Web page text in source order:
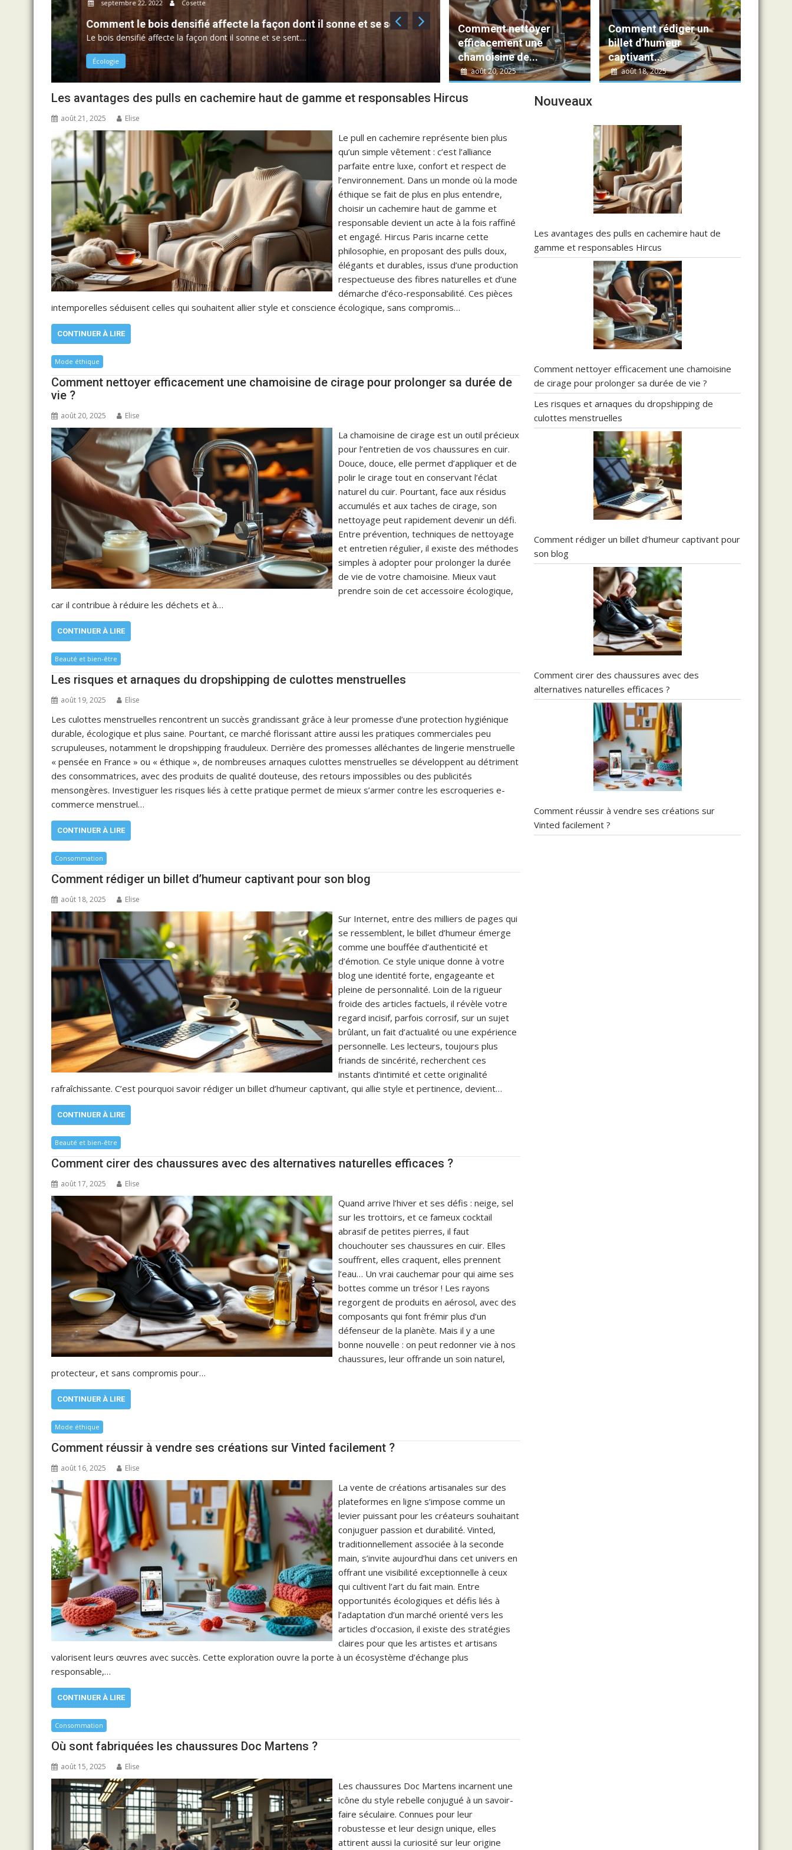
septembre 22, 2022 Cosette
Comment le bois densifié affecte la façon dont il sonne et se sent.
Le bois densifié affecte la façon dont il sonne et se sent....
Écologie
Dessous Chéri : Tout ce dont vous avez besoin pour vous démarquer
lingerie !
Dessous Chéri est la dernière marque de lingerie à arriver sur le...
Écologie
Comment nettoyer
efficacement une
chamoisine de...
août 20, 2025
Comment rédiger un
billet d’humeur
captivant...
août 18, 2025
Les avantages des pulls en cachemire haut de gamme et responsables Hircus
août 21, 2025 Elise
Le pull en cachemire représente bien plus
qu’un simple vêtement : c’est l’alliance
parfaite entre luxe, confort et respect de
l’environnement. Dans un monde où la mode
éthique se fait de plus en plus entendre,
choisir un cachemire haut de gamme et
responsable devient un acte à la fois raffiné
et engagé. Hircus Paris incarne cette
philosophie, en proposant des pulls doux,
élégants et durables, issus d’une production
respectueuse des fibres naturelles et d’une
démarche d’éco-responsabilité. Ces pièces
intemporelles séduisent celles qui souhaitent allier style et conscience écologique, sans compromis…
CONTINUER À LIRE
Mode éthique
Comment nettoyer efficacement une chamoisine de cirage pour prolonger sa durée de
vie ?
août 20, 2025 Elise
La chamoisine de cirage est un outil précieux
pour l’entretien de vos chaussures en cuir.
Douce, douce, elle permet d’appliquer et de
polir le cirage tout en conservant l’éclat
naturel du cuir. Pourtant, face aux résidus
accumulés et aux taches de cirage, son
nettoyage peut rapidement devenir un défi.
Entre prévention, techniques de nettoyage
et entretien régulier, il existe des méthodes
simples à adopter pour prolonger la durée
de vie de votre chamoisine. Mieux vaut
prendre soin de cet accessoire écologique,
car il contribue à réduire les déchets et à…
CONTINUER À LIRE
Beauté et bien-être
Les risques et arnaques du dropshipping de culottes menstruelles
août 19, 2025 Elise
Les culottes menstruelles rencontrent un succès grandissant grâce à leur promesse d’une protection hygiénique
durable, écologique et plus saine. Pourtant, ce marché florissant attire aussi les pratiques commerciales peu
scrupuleuses, notamment le dropshipping frauduleux. Derrière des promesses alléchantes de lingerie menstruelle
« pensée en France » ou « éthique », de nombreuses arnaques culottes menstruelles se développent au détriment
des consommatrices, avec des produits de qualité douteuse, des retours impossibles ou des publicités
mensongères. Investiguer les risques liés à cette pratique permet de mieux s’armer contre les escroqueries e-
commerce menstruel…
CONTINUER À LIRE
Consommation
Comment rédiger un billet d’humeur captivant pour son blog
août 18, 2025 Elise
Sur Internet, entre des milliers de pages qui
se ressemblent, le billet d’humeur émerge
comme une bouffée d’authenticité et
d’émotion. Ce style unique donne à votre
blog une identité forte, engageante et
pleine de personnalité. Loin de la rigueur
froide des articles factuels, il révèle votre
regard incisif, parfois corrosif, sur un sujet
brûlant, un fait d’actualité ou une expérience
personnelle. Les lecteurs, toujours plus
friands de sincérité, recherchent ces
instants d’intimité et cette originalité
rafraîchissante. C’est pourquoi savoir rédiger un billet d’humeur captivant, qui allie style et pertinence, devient…
CONTINUER À LIRE
Beauté et bien-être
Comment cirer des chaussures avec des alternatives naturelles efficaces ?
août 17, 2025 Elise
Quand arrive l’hiver et ses défis : neige, sel
sur les trottoirs, et ce fameux cocktail
abrasif de petites pierres, il faut
chouchouter ses chaussures en cuir. Elles
souffrent, elles craquent, elles prennent
l’eau… Un vrai cauchemar pour qui aime ses
bottes comme un trésor ! Les rayons
regorgent de produits en aérosol, avec des
composants qui font frémir plus d’un
défenseur de la planète. Mais il y a une
bonne nouvelle : on peut redonner vie à nos
chaussures, leur offrande un soin naturel,
protecteur, et sans compromis pour…
CONTINUER À LIRE
Mode éthique
Comment réussir à vendre ses créations sur Vinted facilement ?
août 16, 2025 Elise
La vente de créations artisanales sur des
plateformes en ligne s’impose comme un
levier puissant pour les créateurs souhaitant
conjuguer passion et durabilité. Vinted,
traditionnellement associée à la seconde
main, s’invite aujourd’hui dans cet univers en
offrant une visibilité exceptionnelle à ceux
qui cultivent l’art du fait main. Entre
opportunités écologiques et défis liés à
l’adaptation d’un marché orienté vers les
articles d’occasion, il existe des stratégies
claires pour que les artistes et artisans
valorisent leurs œuvres avec succès. Cette exploration ouvre la porte à un écosystème d’échange plus
responsable,…
CONTINUER À LIRE
Consommation
Où sont fabriquées les chaussures Doc Martens ?
août 15, 2025 Elise
Les chaussures Doc Martens incarnent une
icône du style rebelle conjugué à un savoir-
faire séculaire. Connues pour leur
robustesse et leur design unique, elles
attirent aussi la curiosité sur leur origine
Nouveaux
Les avantages des pulls en cachemire haut de
gamme et responsables Hircus
Comment nettoyer efficacement une chamoisine
de cirage pour prolonger sa durée de vie ?
Les risques et arnaques du dropshipping de
culottes menstruelles
Comment rédiger un billet d’humeur captivant pour
son blog
Comment cirer des chaussures avec des
alternatives naturelles efficaces ?
Comment réussir à vendre ses créations sur
Vinted facilement ?